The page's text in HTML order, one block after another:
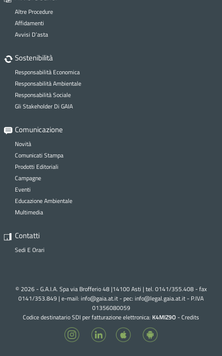
Altre Procedure
Affidamenti
Avvisi D’asta
Sostenibilità
Responsabilità Economica
Responsabilità Ambientale
Responsabilità Sociale
Gli Stakeholder Di GAIA
Comunicazione
Novità
Comunicati Stampa
Prodotti Editoriali
Campagne
Eventi
Educazione Ambientale
Multimedia
Contatti
Sedi E Orari
© 2026 - G.A.I.A. Spa via Brofferio 48 |14100 Asti | tel. 0141/355.408 - fax
0141/353.849 | e-mail: info@gaia.at.it - pec: info@legal.gaia.at.it- P.IVA
01356080059
Codice destinatario SDI per fatturazione elettronica: K4MIZ9O-Credits